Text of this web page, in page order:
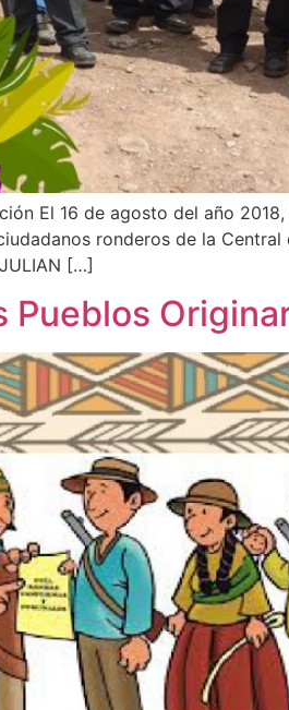
El 16 de agosto del año
ronderos de la
JULIAN […]